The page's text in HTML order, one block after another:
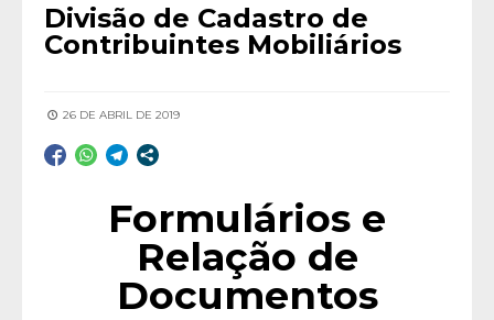
Divisão de Cadastro de
Contribuintes Mobiliários
26 DE ABRIL DE 2019
Formulários e
Relação de
Documentos